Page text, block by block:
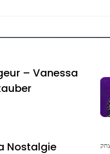
– Vanessa
Nostalgie